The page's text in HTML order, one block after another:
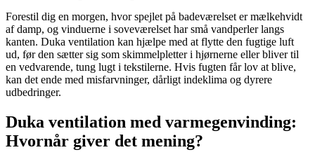
Forestil dig en morgen, hvor spejlet på badeværelset er mælkehvidt
af damp, og vinduerne i soveværelset har små vandperler langs
kanten. Duka ventilation kan hjælpe med at flytte den fugtige luft
ud, før den sætter sig som skimmelpletter i hjørnerne eller bliver til
en vedvarende, tung lugt i tekstilerne. Hvis fugten får lov at blive,
kan det ende med misfarvninger, dårligt indeklima og dyrere
udbedringer.
Duka ventilation med varmegenvinding:
Hvornår giver det mening?